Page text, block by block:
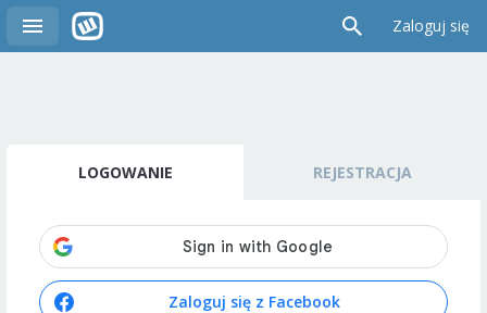
Zaloguj się
LOGOWANIE REJESTRACJA
Zaloguj się z Facebook